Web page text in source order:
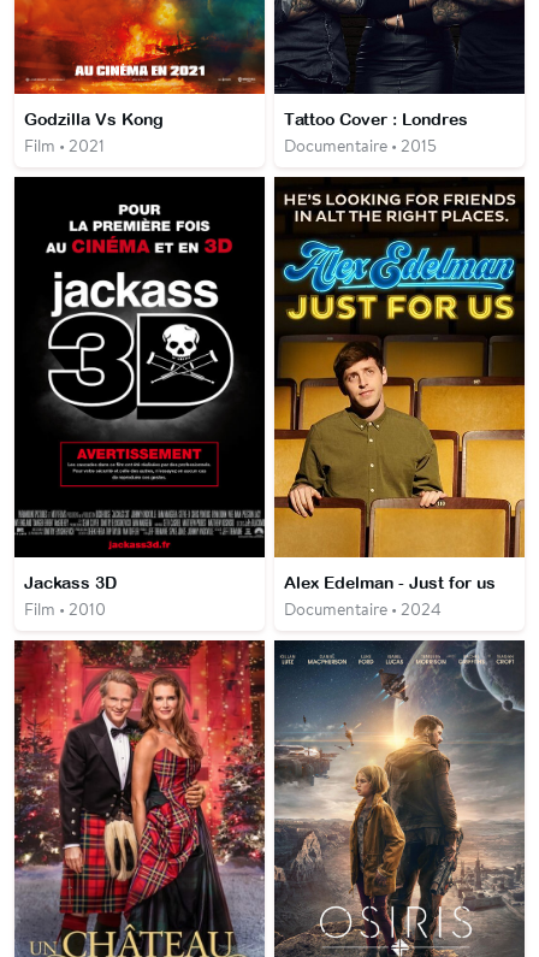
Godzilla Vs Kong
Film • 2021
Tattoo Cover : Londres
Documentaire • 2015
Jackass 3D
Film • 2010
Alex Edelman - Just for us
Documentaire • 2024